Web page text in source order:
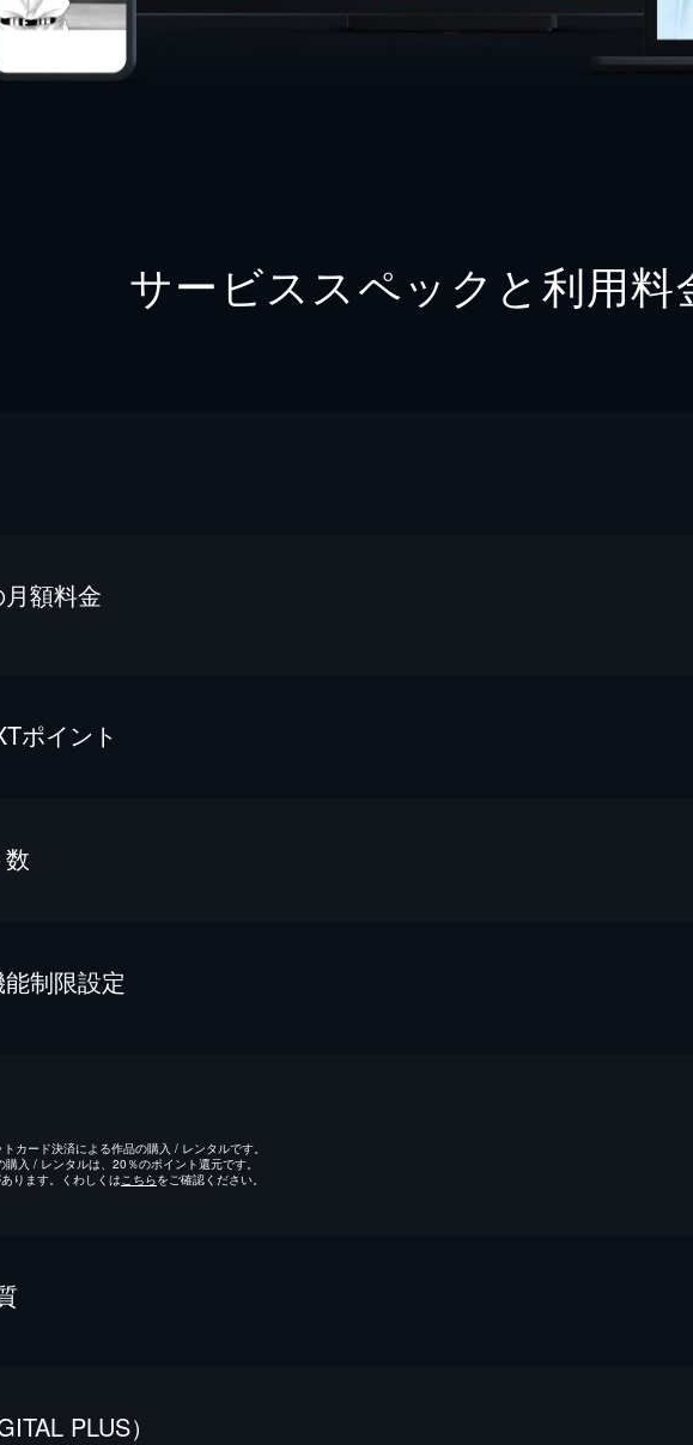
サービススペックと利用料
額料金
ポイント
制限設定
カード決済による作品の購入 / レンタルです。
入 / レンタルは、20％のポイント還元です。
ります。くわしくは こちらをご確認ください。
PLUS）